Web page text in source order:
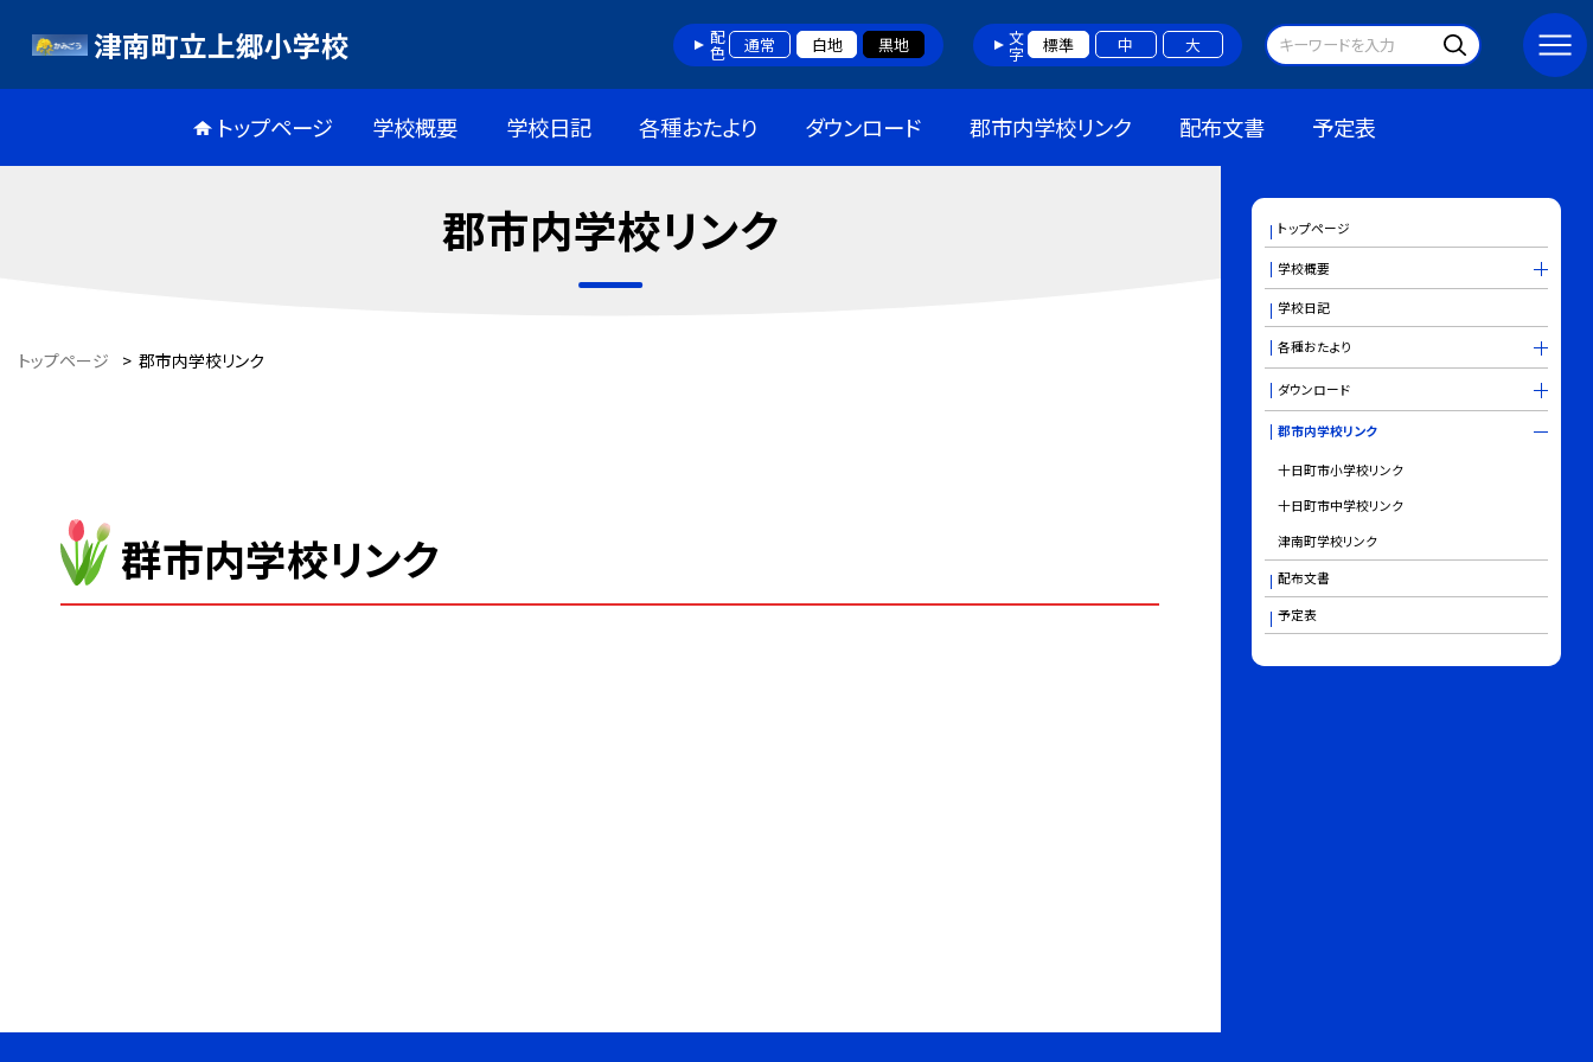
津南町立上郷小学校 配色 通常 白地 黒地 文字 標準 中 大
トップページ 学校概要 学校日記 各種おたより ダウンロード 郡市内学校リンク 配布文書 予定表
郡市内学校リンク
トップページ > 郡市内学校リンク
群市内学校リンク
トップページ
学校概要
学校日記
各種おたより
ダウンロード
郡市内学校リンク
十日町市小学校リンク
十日町市中学校リンク
津南町学校リンク
配布文書
予定表